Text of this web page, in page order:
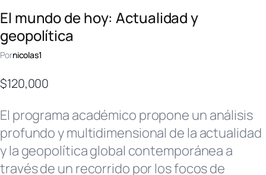
El mundo de hoy: Actualidad y
geopolítica
Pornicolas1
$120,000
El programa académico propone un análisis
profundo y multidimensional de la actualidad
y la geopolítica global contemporánea a
través de un recorrido por los focos de